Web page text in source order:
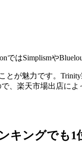
はSimplismや
が魅力です。
、楽天市場出店に
キングでも1